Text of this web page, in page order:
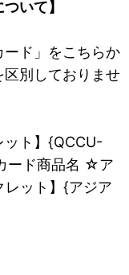
いて】
ド」をこちらか
区別しておりませ
ット】{QCCU-
ード商品名 ☆ア
ット】{アジア